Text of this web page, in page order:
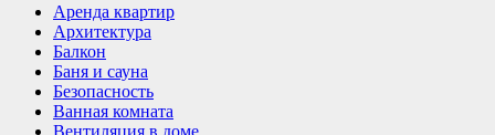
Аренда квартир
Архитектура
Балкон
Баня и сауна
Безопасность
Ванная комната
Вентиляция в доме